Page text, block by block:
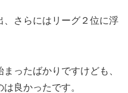
、さらにはリーグ２位に浮
ったばかりですけども、
良かったです。